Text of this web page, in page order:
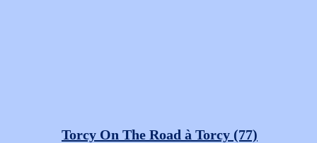
Torcy On The Road à Torcy (77)